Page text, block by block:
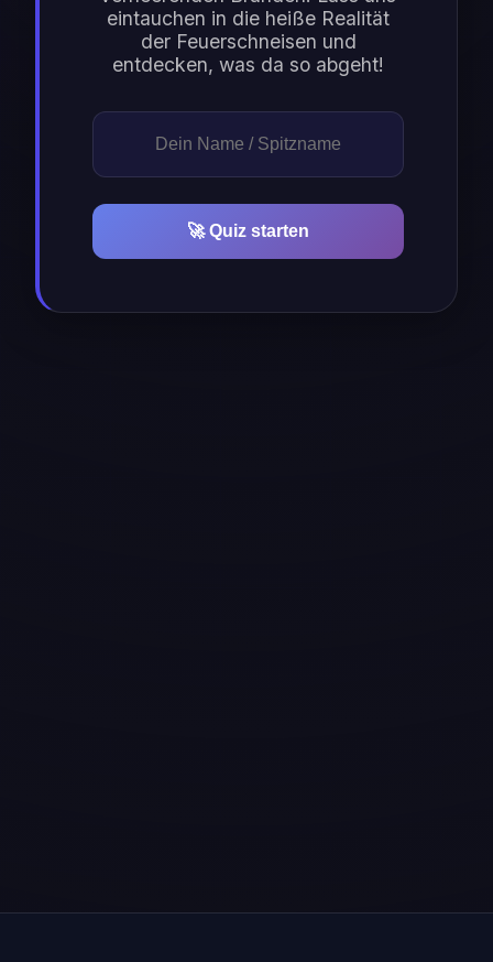
eintauchen in die heiße Realität
der Feuerschneisen und
entdecken, was da so abgeht!
🚀 Quiz starten